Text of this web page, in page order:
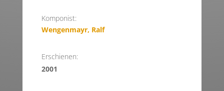
Komponist:
Wengenmayr, Ralf
Erschienen:
2001